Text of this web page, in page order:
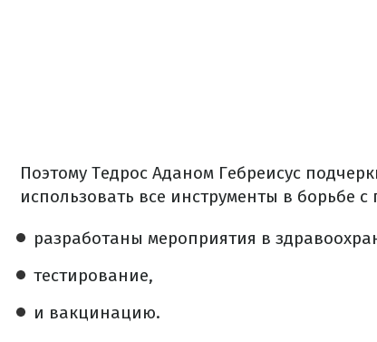
Поэтому Тедрос Аданом Гебреисус
использовать все инструменты в борьбе
разработаны мероприятия в
тестирование,
и вакцинацию.